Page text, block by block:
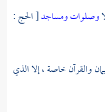
وصلوات ومساجد[ الحج :
والقرآن خاصة ، إلا الذي